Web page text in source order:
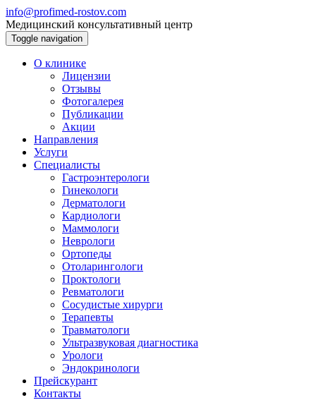
info@profimed-rostov.com
Медицинский консультативный центр
Toggle navigation
О клинике
Лицензии
Отзывы
Фотогалерея
Публикации
Акции
Направления
Услуги
Специалисты
Гастроэнтерологи
Гинекологи
Дерматологи
Кардиологи
Маммологи
Неврологи
Ортопеды
Отоларингологи
Проктологи
Ревматологи
Сосудистые хирурги
Терапевты
Травматологи
Ультразвуковая диагностика
Урологи
Эндокринологи
Прейскурант
Контакты